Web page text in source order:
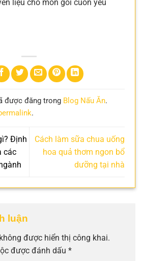
liệu cho món gỏi cuốn yêu
được đăng trong Blog Nấu Ăn.
.
Định
các
Cách làm sữa chua uống
hoa quả thơm ngon bổ
dưỡng tại nhà
luận
được hiển thị công khai.
được đánh dấu *